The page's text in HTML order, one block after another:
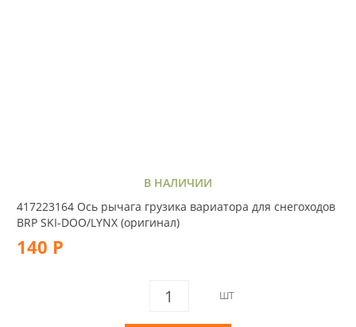
В НАЛИЧИИ
417223164 Ось рычага грузика вариатора для снегоходов
BRP SKI-DOO/LYNX (оригинал)
140 Р
ШТ